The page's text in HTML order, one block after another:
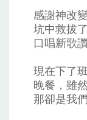
感謝神改
坑中救拔
口唱新歌
現在下了
晚餐，雖
那卻是我